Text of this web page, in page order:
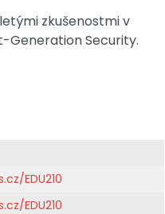
zkušenostmi v
Generation Security.
EDU210
EDU210